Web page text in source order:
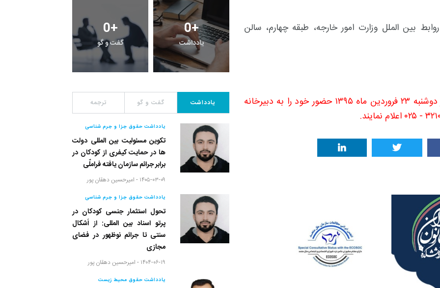
مینا، پلاک ۱، دانشکده روابط بین الملل وزارت امور خارجه، طبقه چهارم، سالن
* علاقه مندان لازم است تا قبل از ساعت ۱۰ روز دوشنبه ۲۳ فروردین ماه ۱۳۹۵ حضور خود را به دبیرخانه
0+
گفت و گو
0+
یادداشت
4+ 31 + 0+
یادداشت گفت و گو ترجمه
یادداشت حقوق جزا و جرم شناسی
تکوین مسئولیت بین المللی دولت
ها در حمایت کیفری از کودکان در
برابر جرائم سازمان یافته فراملّی
۱۴۰۵-۰۳-۰۹ - امیرحسین دهقان پور
یادداشت حقوق جزا و جرم شناسی
تحول استثمار جنسی کودکان در
پرتو اسناد بین المللی: از اَشکال
سنتی تا جرائم نوظهور در فضای
مجازی
۱۴۰۴-۰۶-۱۹ - امیرحسین دهقان پور
یادداشت حقوق محیط زیست